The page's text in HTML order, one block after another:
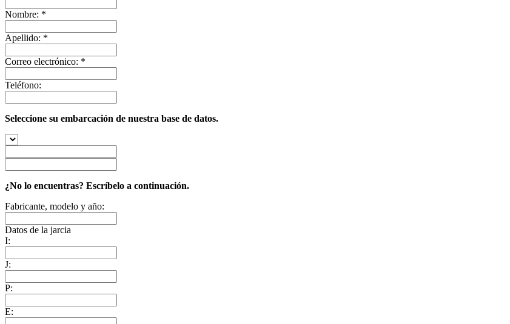
Nombre: *
Apellido: *
Correo electrónico: *
Teléfono:
Seleccione su embarcación de nuestra base de datos.
¿No lo encuentras? Escríbelo a continuación.
Fabricante, modelo y año:
Datos de la jarcia
I:
J:
P:
E: